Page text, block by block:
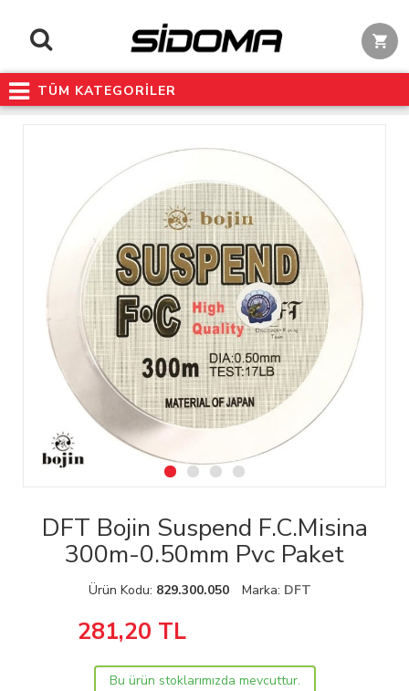
TÜM KATEGORİLER
DFT Bojin Suspend F.C.Misina
300m-0.50mm Pvc Paket
Ürün Kodu: 829.300.050 Marka: DFT
281,20 TL
Bu ürün stoklarımızda mevcuttur.